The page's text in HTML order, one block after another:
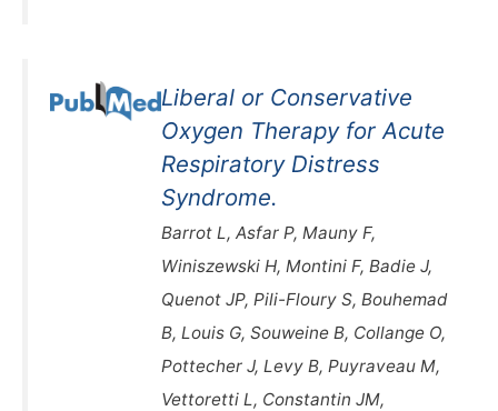
Liberal or Conservative
Oxygen Therapy for Acute
Respiratory Distress
Syndrome.
Barrot L, Asfar P, Mauny F,
Winiszewski H, Montini F, Badie J,
Quenot JP, Pili-Floury S, Bouhemad
B, Louis G, Souweine B, Collange O,
Pottecher J, Levy B, Puyraveau M,
Vettoretti L, Constantin JM,